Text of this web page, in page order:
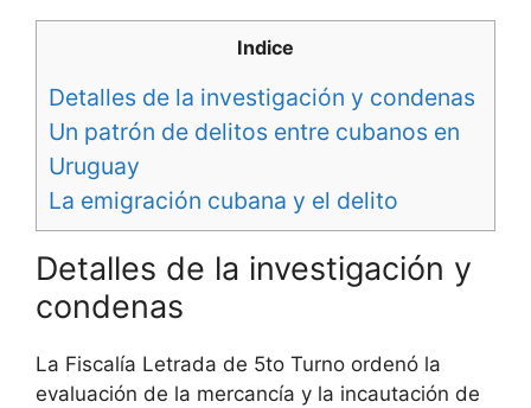
Indice
Detalles de la investigación y condenas
Un patrón de delitos entre cubanos en
Uruguay
La emigración cubana y el delito
Detalles de la investigación y
condenas
La Fiscalía Letrada de 5to Turno ordenó la
evaluación de la mercancía y la incautación de